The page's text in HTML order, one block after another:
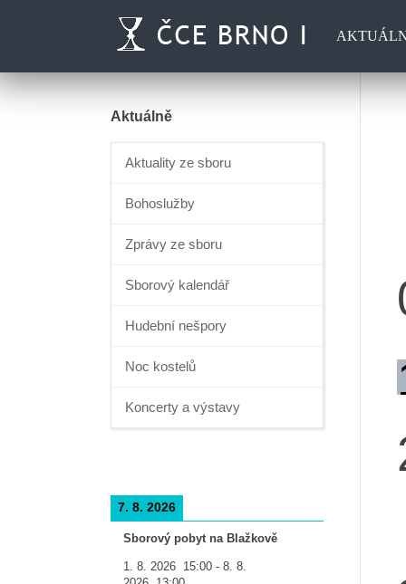
Aktuálně
Aktuality ze sboru
Bohoslužby
Zprávy ze sboru
Sborový kalendář
Hudební nešpory
Noc kostelů
Koncerty a výstavy
7. 8. 2026
Sborový pobyt na Blažkově
1. 8. 2026 15:00 - 8. 8.